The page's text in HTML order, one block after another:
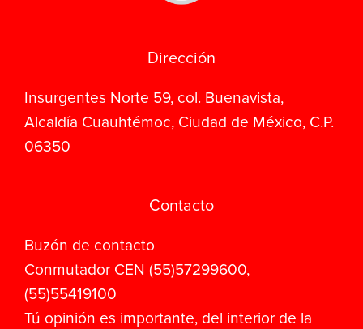
Dirección
Insurgentes Norte 59, col. Buenavista,
Alcaldía Cuauhtémoc, Ciudad de México, C.P.
06350
Contacto
Buzón de contacto
Conmutador CEN (55)57299600,
(55)55419100
Tú opinión es importante, del interior de la